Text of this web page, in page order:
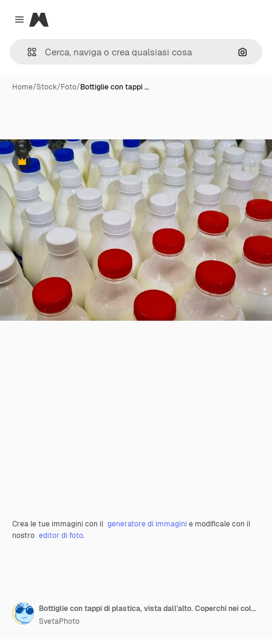
Close menu
Magnific
Cerca
Home/Stock/Foto/Bottiglie con tappi …
Premium
Crea le tue immagini con il generatore di immagini e modificale con il
nostro editor di foto.
Bottiglie con tappi di plastica, vista dall'alto. Coperchi nei colori della bandiera francese.
SvetaPhoto